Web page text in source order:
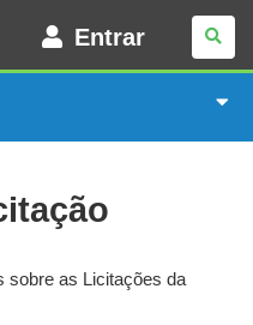
Entrar
sobre as Licitações da